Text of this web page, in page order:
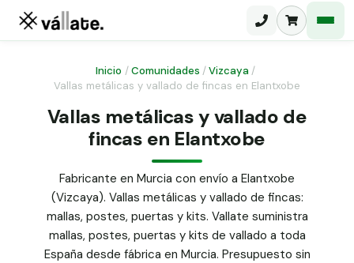
Malla ganadera
Malla simple torsión
Malla triple torsión
Panel malla H.
Puerta abatible dos hojas
Puerta acceso peatonal
Poste malla Hércules
Poste malla simple torsión
Alambre de espino galvanizado
Inicio /Comunidades /Vizcaya /
Vallas metálicas y vallado de fincas en Elantxobe
Vallas metálicas y vallado de
fincas en Elantxobe
Fabricante en Murcia con envío a Elantxobe
(Vizcaya). Vallas metálicas y vallado de fincas:
mallas, postes, puertas y kits. Vallate suministra
mallas, postes, puertas y kits de vallado a toda
España desde fábrica en Murcia. Presupuesto sin